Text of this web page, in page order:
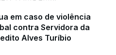
em caso de violência
contra Servidora da
Alves Turíbio